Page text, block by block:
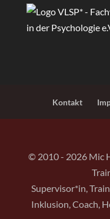
Kontakt
© 2010 - 2026 Mic
Supervisor*in,
Inklusion, Coach,